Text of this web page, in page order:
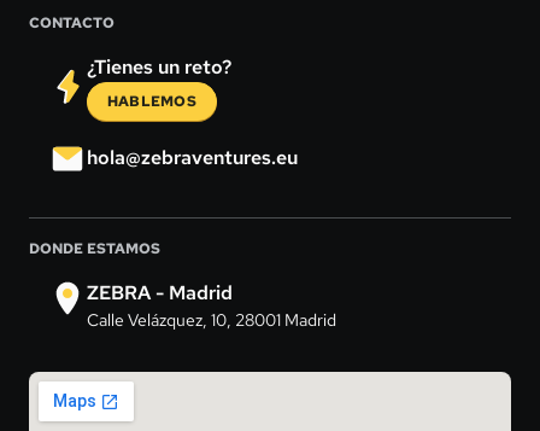
CONTACTO
¿Tienes un reto?
HABLEMOS
hola@zebraventures.eu
DONDE ESTAMOS
ZEBRA - Madrid
Calle Velázquez, 10, 28001 Madrid